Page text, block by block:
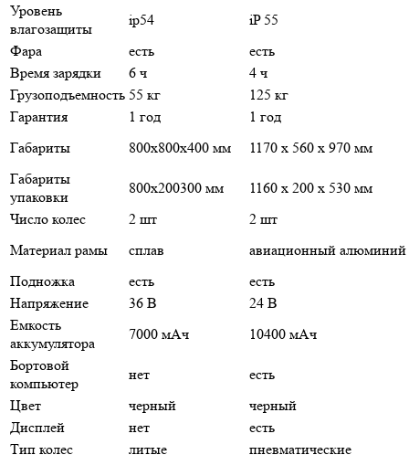
Уровень
влагозащиты
ip54
iP 55
Фара
есть
есть
Время зарядки
6 ч
4 ч
Грузоподъемность 55 кг
125 кг
Гарантия
1 год
1 год
Габариты
800х800х400 мм
1170 х 560 х 970 мм
Габариты
упаковки
800х200300 мм
1160 х 200 х 530 мм
Число колес
2 шт
2 шт
Материал рамы
сплав
авиационный алюминий
Подножка
есть
есть
Напряжение
36 В
24 В
Емкость
аккумулятора
7000 мАч
10400 мАч
Бортовой
компьютер
нет
есть
Цвет
черный
черный
Дисплей
нет
есть
Тип колес
литые пневматические